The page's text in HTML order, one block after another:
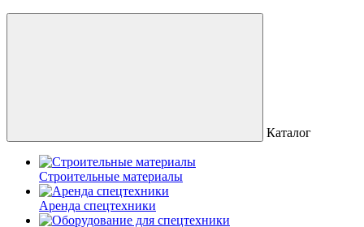
Каталог
Строительные материалы
Аренда спецтехники